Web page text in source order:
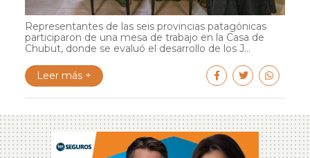
Representantes de las seis provincias patagónicas
participaron de una mesa de trabajo en la Casa de
Chubut, donde se evaluó el desarrollo de los J...
Leer más +